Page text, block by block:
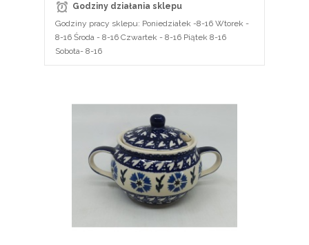
Godziny działania sklepu
Godziny pracy sklepu: Poniedziałek -8-16 Wtorek -
8-16 Środa - 8-16 Czwartek - 8-16 Piątek 8-16
Sobota- 8-16